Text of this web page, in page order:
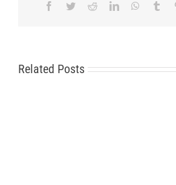
Facebook
TwitterRedditLinkedIn
Related Posts